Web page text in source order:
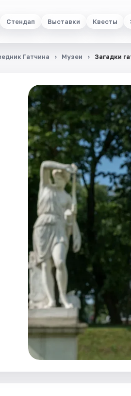
Стендап Выставки Квесты
Гатчина Музеи Загадки